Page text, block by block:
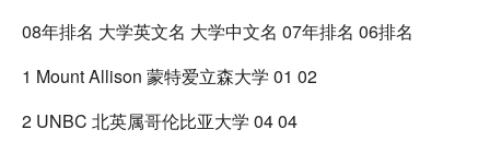
08年排名 大学英文名 大学中文名 07年排名 06排名
1 Mount Allison 蒙特爱立森大学 01 02
2 UNBC 北英属哥伦比亚大学 04 04